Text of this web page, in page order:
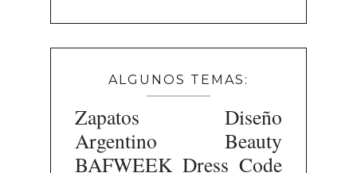
ALGUNOS TEMAS:
Zapatos
Diseño
Argentino
Beauty
BAFWEEK Dress Code